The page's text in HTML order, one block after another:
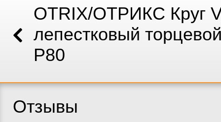
OTRIX/ОТРИКС Круг
лепестковый
Р80
Отзывы